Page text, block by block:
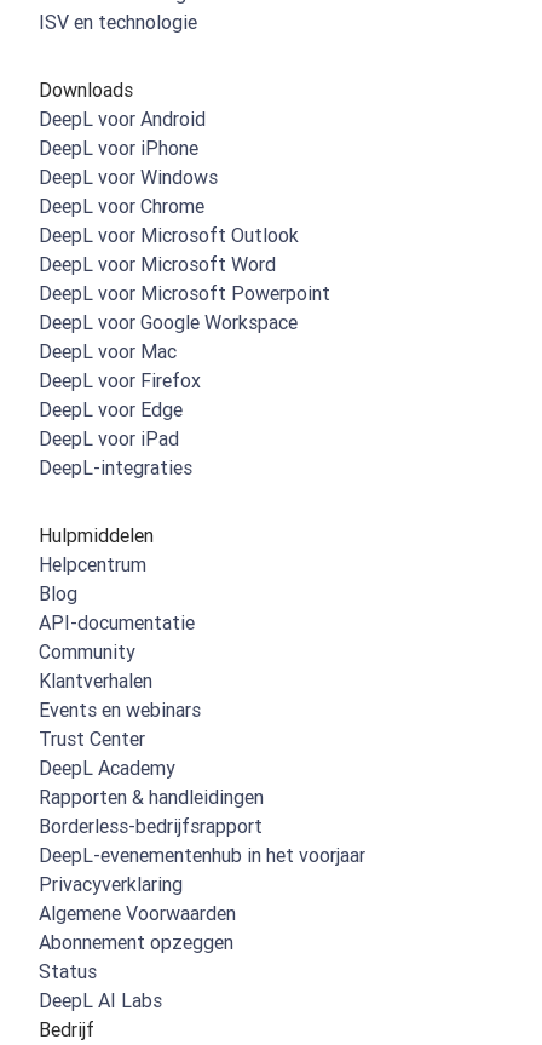
ISV en technologie
Downloads
DeepL voor Android
DeepL voor iPhone
DeepL voor Windows
DeepL voor Chrome
DeepL voor Microsoft Outlook
DeepL voor Microsoft Word
DeepL voor Microsoft Powerpoint
DeepL voor Google Workspace
DeepL voor Mac
DeepL voor Firefox
DeepL voor Edge
DeepL voor iPad
DeepL-integraties
Hulpmiddelen
Helpcentrum
Blog
API-documentatie
Community
Klantverhalen
Events en webinars
Trust Center
DeepL Academy
Rapporten & handleidingen
Borderless-bedrijfsrapport
DeepL-evenementenhub in het voorjaar
Privacyverklaring
Algemene Voorwaarden
Abonnement opzeggen
Status
DeepL AI Labs
Bedrijf